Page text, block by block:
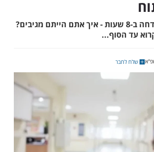
בזכות העיכוב הלא
לא צפוי נדחה ב-8 שעות - איך אתם הייתם מגיבים?